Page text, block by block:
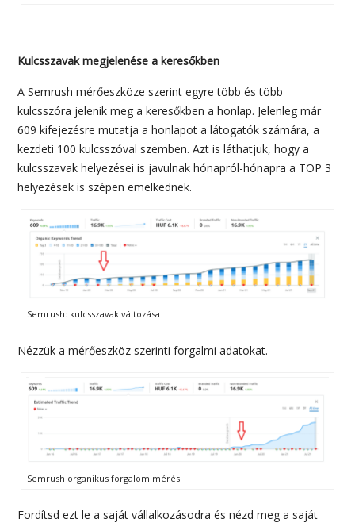
Kulcsszavak megjelenése a keresőkben
A Semrush mérőeszköze szerint egyre több és több
kulcsszóra jelenik meg a keresőkben a honlap. Jelenleg már
609 kifejezésre mutatja a honlapot a látogatók számára, a
kezdeti 100 kulcsszóval szemben. Azt is láthatjuk, hogy a
kulcsszavak helyezései is javulnak hónapról-hónapra a TOP 3
helyezések is szépen emelkednek.
Semrush: kulcsszavak változása
Nézzük a mérőeszköz szerinti forgalmi adatokat.
Semrush organikus forgalom mérés.
Fordítsd ezt le a saját vállalkozásodra és nézd meg a saját